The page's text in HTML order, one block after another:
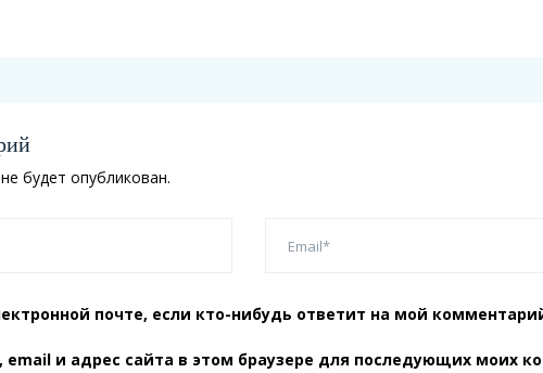
будет опубликован.
почте, если кто-нибудь ответит на мой
email и адрес сайта в этом браузере для последующих моих